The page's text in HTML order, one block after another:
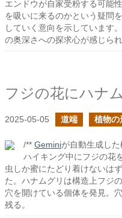
エンドウが自家受粉する可能
を吸いに来るのかという疑問
していく意向を示しています
の奥深さへの探求心が感じられ
フジの花にハナ
2025-05-05 道端 植物の
/** Geminiが自動生成し
ハイキング中にフジの花
虫しか蜜にたどり着けないは
た。ハナムグリは構造上フジ
穴を開けている個体を発見。
残る。